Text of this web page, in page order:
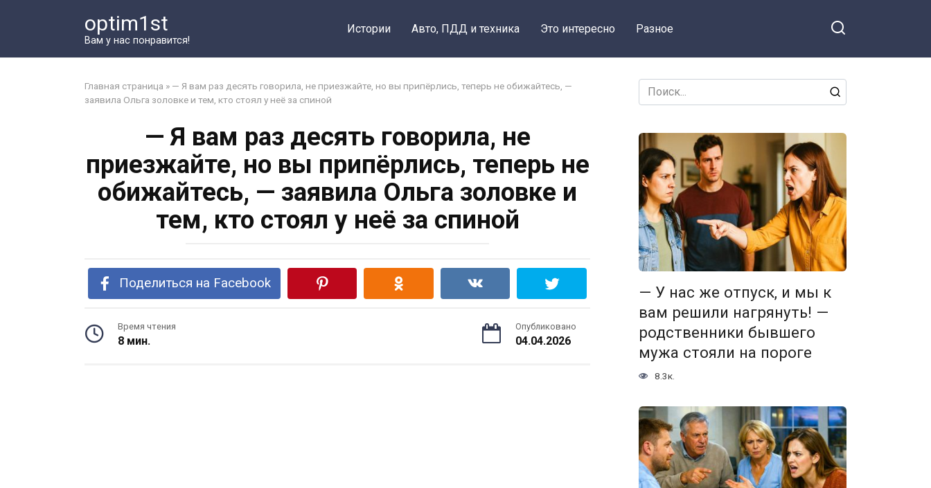
optim1st
Вам у нас понравится!
Истории Авто, ПДД и техника Это интересно Разное
Главная страница » — Я вам раз десять говорила, не приезжайте, но вы припёрлись, теперь не обижайтесь, —
заявила Ольга золовке и тем, кто стоял у неё за спиной
— Я вам раз десять говорила, не
приезжайте, но вы припёрлись, теперь не
обижайтесь, — заявила Ольга золовке и
тем, кто стоял у неё за спиной
Поделиться на Facebook
Время чтения
8 мин.
Опубликовано
04.04.2026
Search
for:
— У нас же отпуск, и мы к
вам решили нагрянуть! —
родственники бывшего
мужа стояли на пороге
8.3к.
оплачивать твою
номере